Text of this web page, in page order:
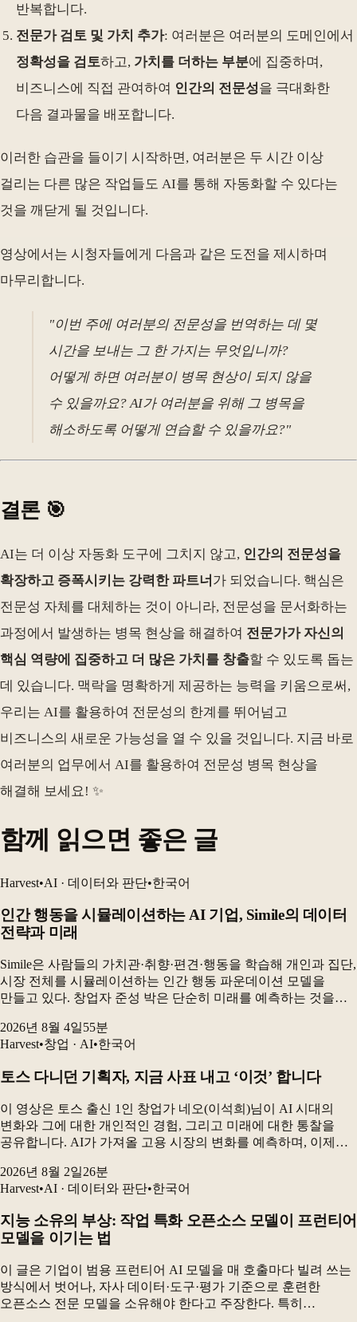
반복합니다.
전문가 검토 및 가치 추가: 여러분은 여러분의 도메인에서
정확성을 검토하고, 가치를 더하는 부분에 집중하며,
비즈니스에 직접 관여하여 인간의 전문성을 극대화한
다음 결과물을 배포합니다.
이러한 습관을 들이기 시작하면, 여러분은 두 시간 이상
걸리는 다른 많은 작업들도 AI를 통해 자동화할 수 있다는
것을 깨닫게 될 것입니다.
영상에서는 시청자들에게 다음과 같은 도전을 제시하며
마무리합니다.
"이번 주에 여러분의 전문성을 번역하는 데 몇
시간을 보내는 그 한 가지는 무엇입니까?
어떻게 하면 여러분이 병목 현상이 되지 않을
수 있을까요? AI가 여러분을 위해 그 병목을
해소하도록 어떻게 연습할 수 있을까요?"
결론 🎯
AI는 더 이상 자동화 도구에 그치지 않고, 인간의 전문성을
확장하고 증폭시키는 강력한 파트너 가 되었습니다. 핵심은
전문성 자체를 대체하는 것이 아니라, 전문성을 문서화하는
과정에서 발생하는 병목 현상을 해결하여 전문가가 자신의
핵심 역량에 집중하고 더 많은 가치를 창출할 수 있도록 돕는
데 있습니다. 맥락을 명확하게 제공하는 능력을 키움으로써,
우리는 AI를 활용하여 전문성의 한계를 뛰어넘고
비즈니스의 새로운 가능성을 열 수 있을 것입니다. 지금 바로
여러분의 업무에서 AI를 활용하여 전문성 병목 현상을
해결해 보세요! ✨
함께 읽으면 좋은 글
Harvest•AI · 데이터와 판단•한국어
인간 행동을 시뮬레이션하는 AI 기업, Simile의 데이터
전략과 미래
Simile은 사람들의 가치관·취향·편견·행동을 학습해 개인과 집단,
시장 전체를 시뮬레이션하는 인간 행동 파운데이션 모델을
만들고 있다. 창업자 준성 박은 단순히 미래를 예측하는 것을
보여주는 것이 시뮬레이션의 핵심이라고 설명...
2026년 8월 4일55분
Harvest•창업 · AI•한국어
토스 다니던 기획자, 지금 사표 내고 ‘이것’ 합니다
이 영상은 토스 출신 1인 창업가 네오(이석희)님이 AI 시대의
변화와 그에 대한 개인적인 경험, 그리고 미래에 대한 통찰을
공유합니다. AI가 가져올 고용 시장의 변화를 예측하며, 이제는
전달하고, 홀로 설 수 있는...
2026년 8월 2일26분
Harvest•AI · 데이터와 판단•한국어
지능 소유의 부상: 작업 특화 오픈소스 모델이 프런티어
모델을 이기는 법
이 글은 기업이 범용 프런티어 AI 모델을 매 호출마다 빌려 쓰는
방식에서 벗어나, 자사 데이터·도구·평가 기준으로 훈련한
오픈소스 전문 모델을 소유해야 한다고 주장한다. 특히